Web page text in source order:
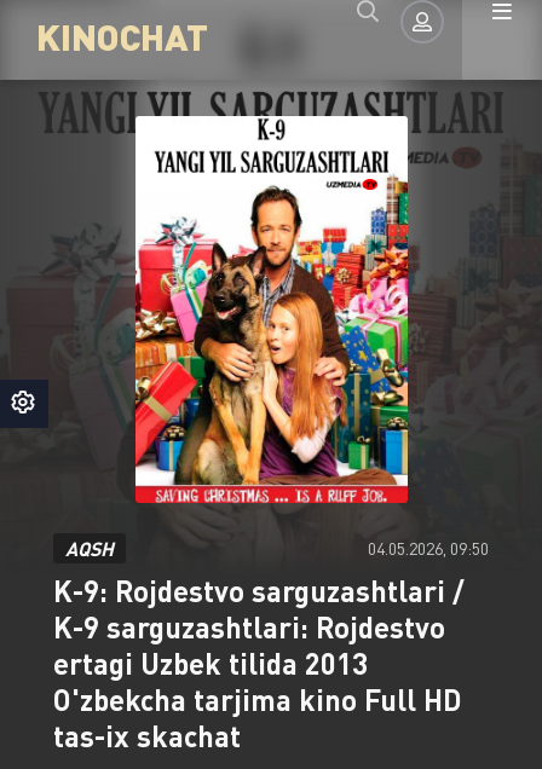
KINOCHAT
AQSH 04.05.2026, 09:50
K-9: Rojdestvo sarguzashtlari /
K-9 sarguzashtlari: Rojdestvo
ertagi Uzbek tilida 2013
O'zbekcha tarjima kino Full HD
tas-ix skachat